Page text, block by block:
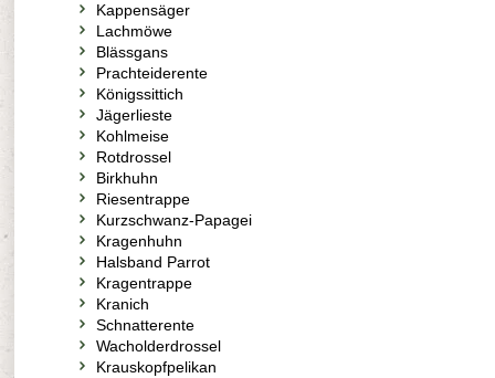
Kappensäger
Lachmöwe
Blässgans
Prachteiderente
Königssittich
Jägerlieste
Kohlmeise
Rotdrossel
Birkhuhn
Riesentrappe
Kurzschwanz-Papagei
Kragenhuhn
Halsband Parrot
Kragentrappe
Kranich
Schnatterente
Wacholderdrossel
Krauskopfpelikan